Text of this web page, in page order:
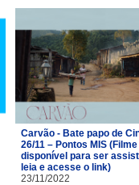
Carvão - Bate papo de
26/11 – Pontos MIS (Filme
disponível para ser
leia e acesse o link)
23/11/2022